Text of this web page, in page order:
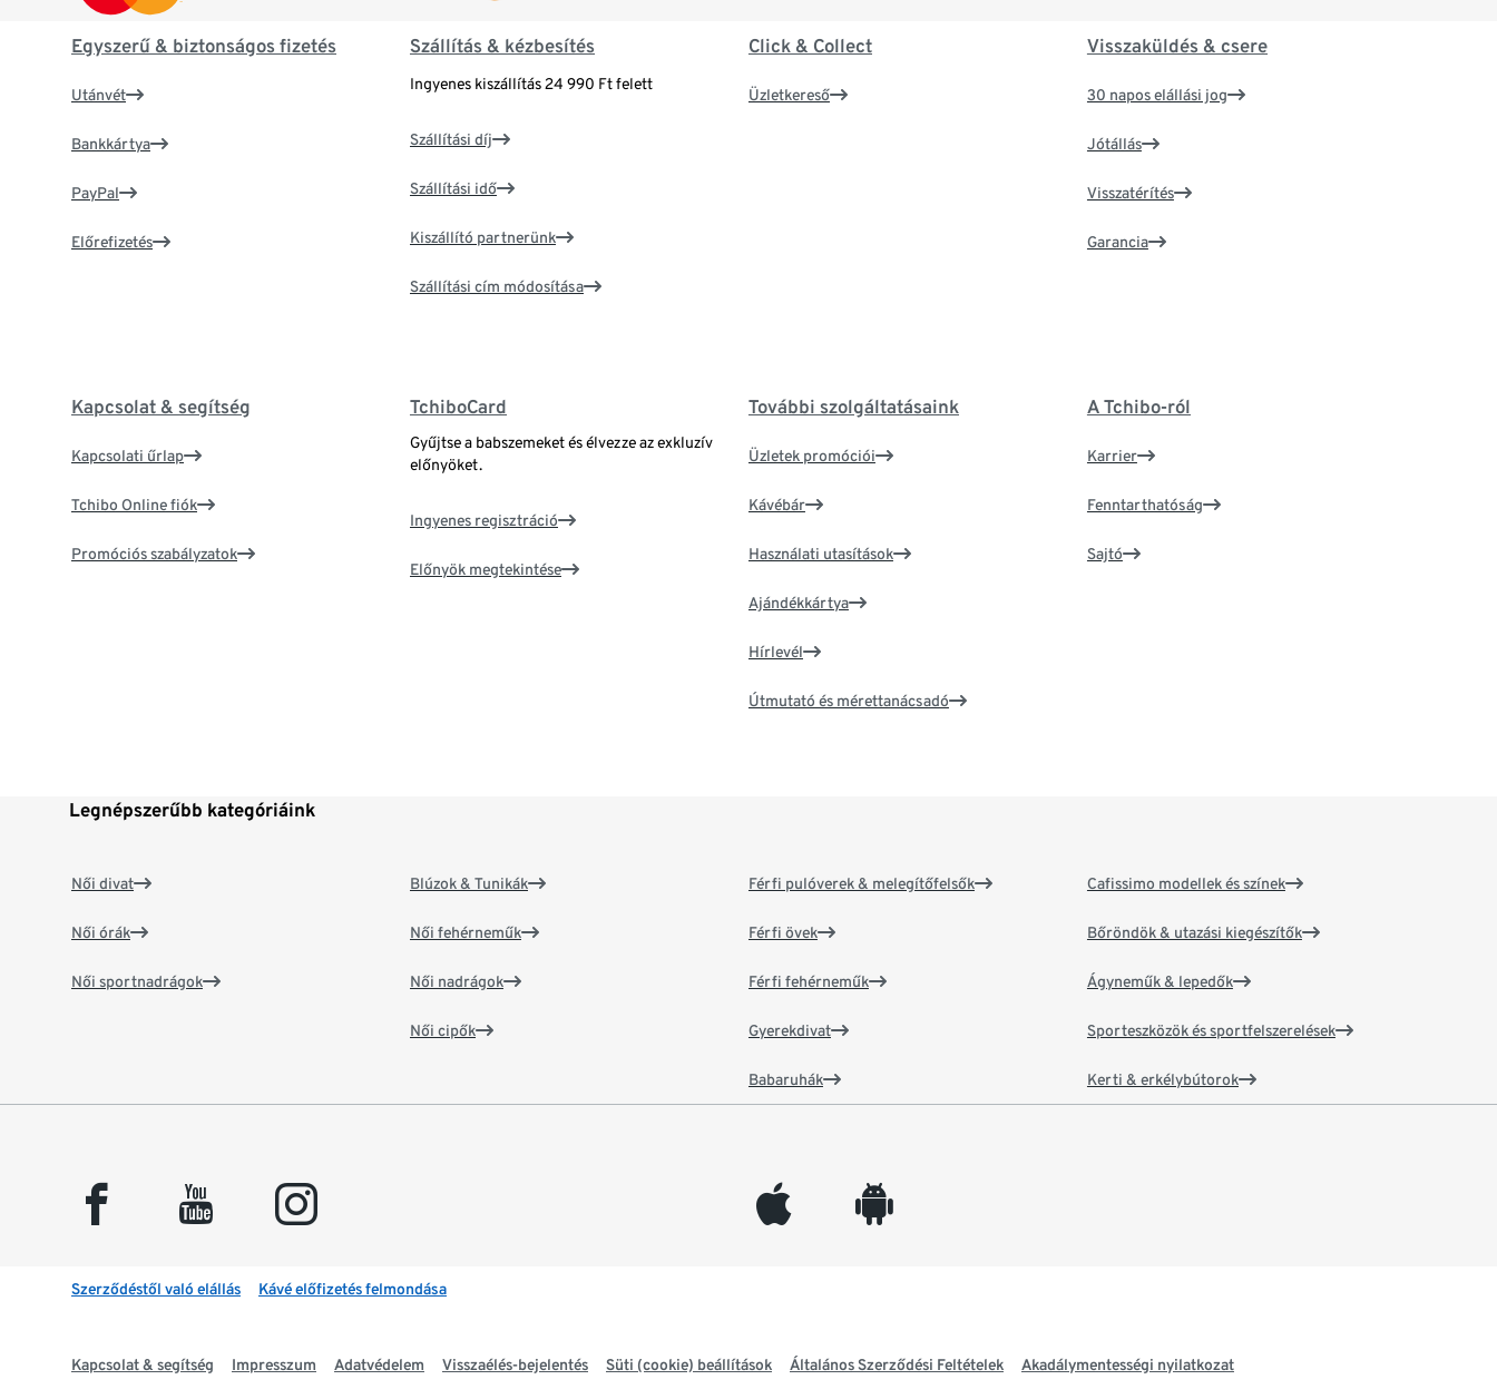
Egyszerű & biztonságos fizetés
Utánvét
Bankkártya
PayPal
Előrefizetés
Szállítás & kézbesítés
Ingyenes kiszállítás 24 990 Ft felett
Szállítási díj
Szállítási idő
Kiszállító partnerünk
Szállítási cím módosítása
Click & Collect
Üzletkereső
Visszaküldés & csere
30 napos elállási jog
Jótállás
Visszatérítés
Garancia
Kapcsolat & segítség
Kapcsolati űrlap
Tchibo Online fiók
Promóciós szabályzatok
TchiboCard
Gyűjtse a babszemeket és élvezze az exkluzív
előnyöket.
Ingyenes regisztráció
Előnyök megtekintése
További szolgáltatásaink
Üzletek promóciói
Kávébár
Használati utasítások
Ajándékkártya
Hírlevél
Útmutató és mérettanácsadó
A Tchibo-ról
Karrier
Fenntarthatóság
Sajtó
Legnépszerűbb kategóriáink
Női divat
Női órák
Női sportnadrágok
Blúzok & Tunikák
Női fehérneműk
Női nadrágok
Női cipők
Férfi pulóverek & melegítőfelsők
Férfi övek
Férfi fehérneműk
Gyerekdivat
Babaruhák
Cafissimo modellek és színek
Bőröndök & utazási kiegészítők
Ágyneműk & lepedők
Sporteszközök és sportfelszerelések
Kerti & erkélybútorok
facebook youtube instagram appleinc android
Szerződéstől való elállás Kávé előfizetés felmondása
Kapcsolat & segítség Impresszum Adatvédelem Visszaélés-bejelentés Süti (cookie) beállítások Általános Szerződési Feltételek Akadálymentességi nyilatkozat